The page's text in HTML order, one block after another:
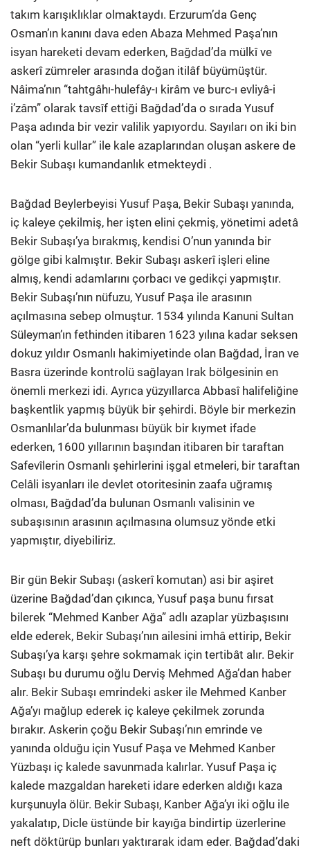
takım karışıklıklar olmaktaydı. Erzurum’da Genç
Osman’ın kanını dava eden Abaza Mehmed Paşa’nın
isyan hareketi devam ederken, Bağdad’da mülkî ve
askerî zümreler arasında doğan itilâf büyümüştür.
Nâima’nın “tahtgâhı-hulefây-ı kirâm ve burc-ı evliyâ-i
i’zâm” olarak tavsîf ettiği Bağdad’da o sırada Yusuf
Paşa adında bir vezir valilik yapıyordu. Sayıları on iki bin
olan “yerli kullar” ile kale azaplarından oluşan askere de
Bekir Subaşı kumandanlık etmekteydi .
Bağdad Beylerbeyisi Yusuf Paşa, Bekir Subaşı yanında,
iç kaleye çekilmiş, her işten elini çekmiş, yönetimi adetâ
Bekir Subaşı’ya bırakmış, kendisi O’nun yanında bir
gölge gibi kalmıştır. Bekir Subaşı askerî işleri eline
almış, kendi adamlarını çorbacı ve gedikçi yapmıştır.
Bekir Subaşı’nın nüfuzu, Yusuf Paşa ile arasının
açılmasına sebep olmuştur. 1534 yılında Kanuni Sultan
Süleyman’ın fethinden itibaren 1623 yılına kadar seksen
dokuz yıldır Osmanlı hakimiyetinde olan Bağdad, İran ve
Basra üzerinde kontrolü sağlayan Irak bölgesinin en
önemli merkezi idi. Ayrıca yüzyıllarca Abbasî halifeliğine
başkentlik yapmış büyük bir şehirdi. Böyle bir merkezin
Osmanlılar’da bulunması büyük bir kıymet ifade
ederken, 1600 yıllarının başından itibaren bir taraftan
Safevîlerin Osmanlı şehirlerini işgal etmeleri, bir taraftan
Celâli isyanları ile devlet otoritesinin zaafa uğramış
olması, Bağdad’da bulunan Osmanlı valisinin ve
subaşısının arasının açılmasına olumsuz yönde etki
yapmıştır, diyebiliriz.
Bir gün Bekir Subaşı (askerî komutan) asi bir aşiret
üzerine Bağdad’dan çıkınca, Yusuf paşa bunu fırsat
bilerek “Mehmed Kanber Ağa” adlı azaplar yüzbaşısını
elde ederek, Bekir Subaşı’nın ailesini imhâ ettirip, Bekir
Subaşı’ya karşı şehre sokmamak için tertibât alır. Bekir
Subaşı bu durumu oğlu Derviş Mehmed Ağa’dan haber
alır. Bekir Subaşı emrindeki asker ile Mehmed Kanber
Ağa’yı mağlup ederek iç kaleye çekilmek zorunda
bırakır. Askerin çoğu Bekir Subaşı’nın emrinde ve
yanında olduğu için Yusuf Paşa ve Mehmed Kanber
Yüzbaşı iç kalede savunmada kalırlar. Yusuf Paşa iç
kalede mazgaldan hareketi idare ederken aldığı kaza
kurşunuyla ölür. Bekir Subaşı, Kanber Ağa’yı iki oğlu ile
yakalatıp, Dicle üstünde bir kayığa bindirtip üzerlerine
neft döktürüp bunları yaktırarak idam eder. Bağdad’daki